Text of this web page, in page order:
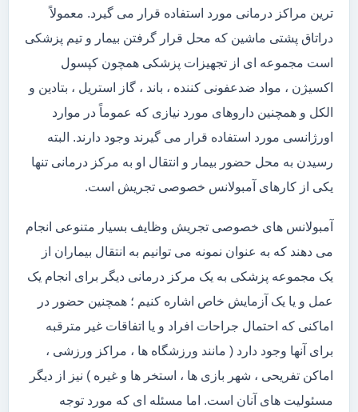
ترین مراکز درمانی مورد استفاده قرار می گیرد. معمولاً
دراتاق پشتی ماشین که محل قرار گرفتن بیمار و تیم پزشکی
است مجموعه ای از تجهیزات پزشکی همچون کپسول
اکسیژن ، مواد ضدعفونی کننده ، باند ، گاز استریل ، بتادین و
الکل و همچنین داروهای مورد نیازی که عموماً در موارد
اورژانسی مورد استفاده قرار می گیرند وجود دارند. البته
رسیدن به محل حضور بیمار و انتقال او به مرکز درمانی تنها
یکی از کارهای آمبولانس خصوصی تجریش است.
آمبولانس های خصوصی تجریش وظایف بسیار متنوعی انجام
می دهند که به عنوان نمونه می توانیم به انتقال بیماران از
یک مجموعه پزشکی به یک مرکز درمانی دیگر برای انجام یک
عمل و یا یک آزمایش خاص اشاره کنیم ؛ همچنین حضور در
اماکنی که احتمال جراحات افراد و یا اتفاقات غیر مترقبه
برای آنها وجود دارد ( مانند ورزشگاه ها ، مراکز ورزشی ،
اماکن تفریحی ، شهر بازی ها ، استخر ها و غیره ) نیز از دیگر
مسئولیت های آنان است. اما مسئله ای که مورد توجه